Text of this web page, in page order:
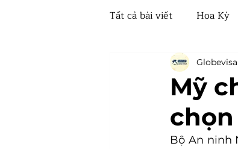
Tất cả bài viết Hoa Kỳ
Vanuatu
Nauru
Mỹ
Bộ An ninh